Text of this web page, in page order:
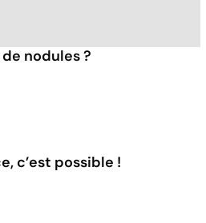
nodules ?
c’est possible !